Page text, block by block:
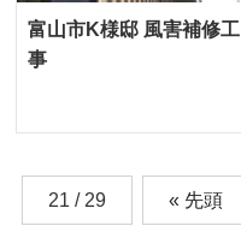
富山市K様邸 風害補修工
事
21 / 29 « 先頭